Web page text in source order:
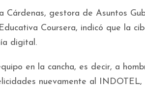
Cárdenas, gestora de Asuntos
Coursera, indicó que la
digital.
en la cancha, es decir, a
nuevamente al